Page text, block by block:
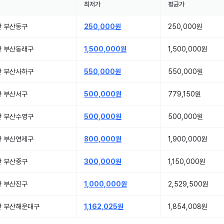
최저가 평균가
부산동구 250,000원 250,000원
부산동래구 1,500,000원 1,500,000원
부산사하구 550,000원 550,000원
부산서구 500,000원 779,150원
부산수영구 500,000원 500,000원
부산연제구 800,000원 1,900,000원
부산중구 300,000원 1,150,000원
부산진구 1,000,000원 2,529,500원
부산해운대구 1,162,025원 1,854,008원